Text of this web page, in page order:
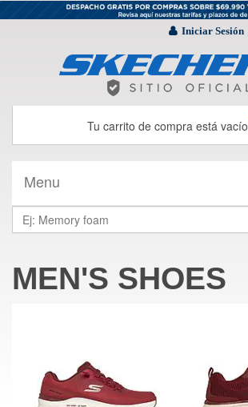
Iniciar Sesión
Tu carrito de compra está vacío
Menu
MEN'S SHOES